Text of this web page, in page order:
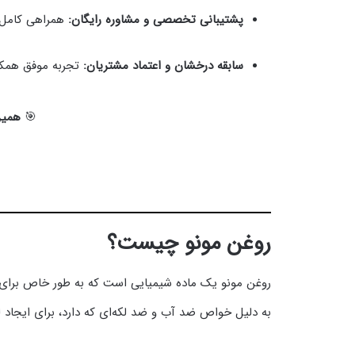
پشتیبانی تخصصی و مشاوره رایگان: همراهی
سابقه درخشان و اعتماد مشتریان: تجربه موفق
🎯
روغن مونو چیست؟
روغن مونو یک ماده شیمیایی است که به طور خاص
به دلیل خواص ضد آب و ضد لکه‌ای که دارد، برای